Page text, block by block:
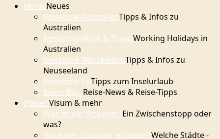
HomeNeues
Reisebine AustralienTipps & Infos zu
Australien
Reisebine Work & TravelWorking Holidays in
Australien
Reisebine NeuseelandTipps & Infos zu
Neuseeland
Reisebine FijiTipps zum Inselurlaub
News-BlogReise-News & Reise-Tipps
PlanenVisum & mehr
Was ist ein Stopover?Ein Zwischenstopp oder
was?
Wo einen Stopover einlegen?Welche Städte -